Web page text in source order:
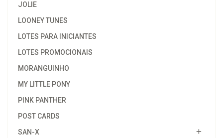
JOLIE
LOONEY TUNES
LOTES PARA INICIANTES
LOTES PROMOCIONAIS
MORANGUINHO
MY LITTLE PONY
PINK PANTHER
POST CARDS
SAN-X